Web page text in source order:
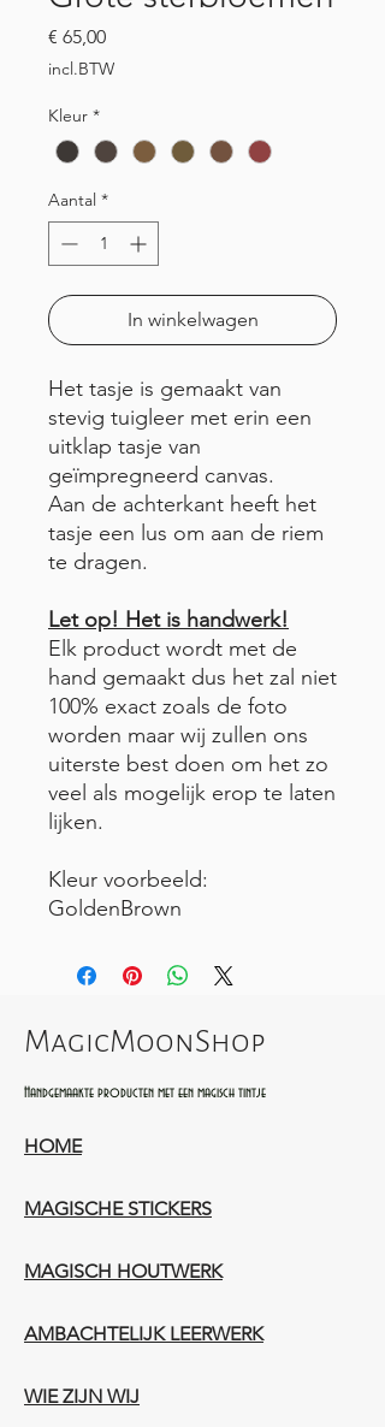
€ 65,00Prijs
incl.BTW
Kleur *
Aantal *
In winkelwagen
Het tasje is gemaakt van
stevig tuigleer met erin een
uitklap tasje van
geïmpregneerd canvas.
Aan de achterkant heeft het
tasje een lus om aan de riem
te dragen.
Let op! Het is handwerk!
Elk product wordt met de
hand gemaakt dus het zal niet
100% exact zoals de foto
worden maar wij zullen ons
uiterste best doen om het zo
veel als mogelijk erop te laten
lijken.
Kleur voorbeeld:
GoldenBrown
MagicMoonShop
Handgemaakte producten met een magisch tintje
HOME
MAGISCHE STICKERS
MAGISCH HOUTWERK
AMBACHTELIJK LEERWERK​
WIE ZIJN WIJ​​